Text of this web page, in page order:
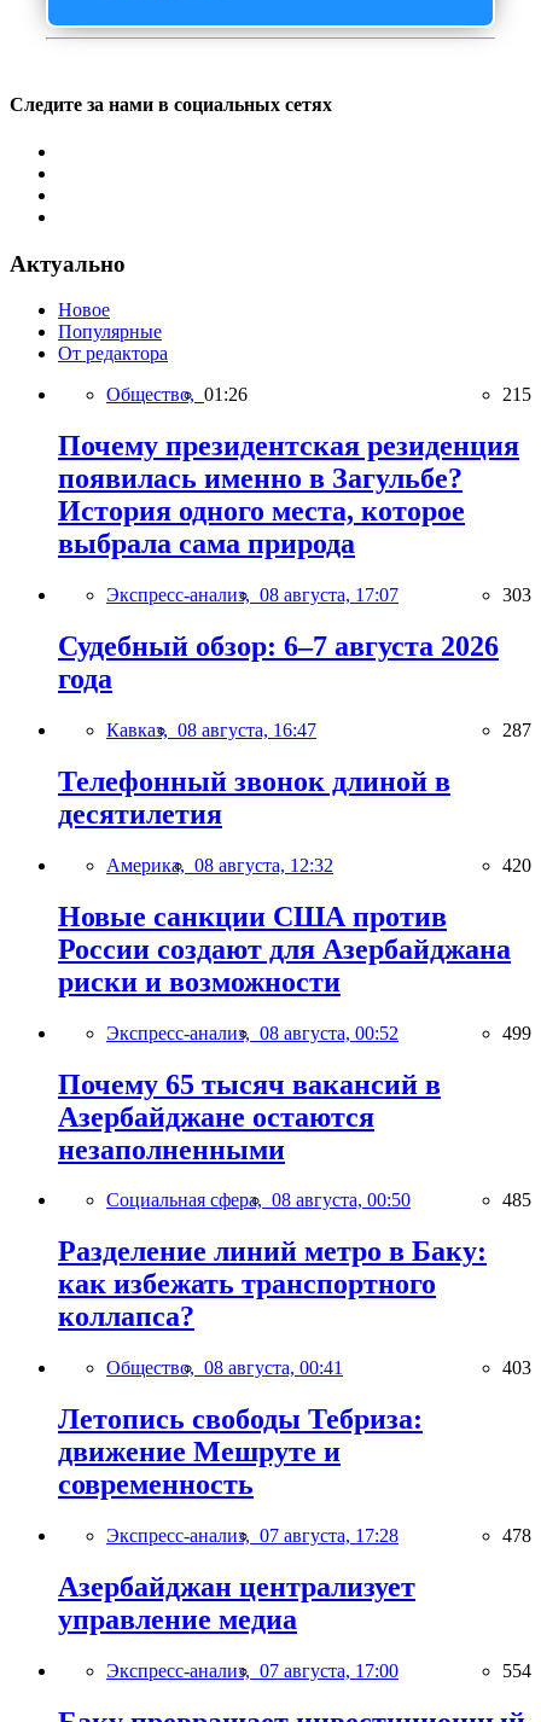
Следите за нами в социальных сетях
Актуально
Новое
Популярные
От редактора
Общество, 01:26 215
Почему президентская резиденция
появилась именно в Загульбе?
История одного места, которое
выбрала сама природа
Экспресс-анализ, 08 августа, 17:07 303
Судебный обзор: 6–7 августа 2026
года
Кавказ, 08 августа, 16:47 287
Телефонный звонок длиной в
десятилетия
Америка, 08 августа, 12:32 420
Новые санкции США против
России создают для Азербайджана
риски и возможности
Экспресс-анализ, 08 августа, 00:52 499
Почему 65 тысяч вакансий в
Азербайджане остаются
незаполненными
Социальная сфера, 08 августа, 00:50 485
Разделение линий метро в Баку:
как избежать транспортного
коллапса?
Общество, 08 августа, 00:41 403
Летопись свободы Тебриза:
движение Мешруте и
современность
Экспресс-анализ, 07 августа, 17:28 478
Азербайджан централизует
управление медиа
Экспресс-анализ, 07 августа, 17:00 554